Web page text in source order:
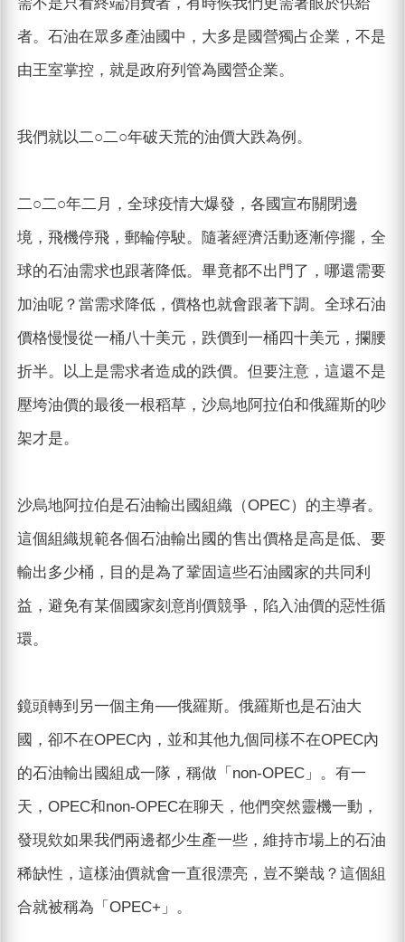
者。石油在眾多產油國中，大多是國營獨占企業，不是
由王室掌控，就是政府列管為國營企業。
我們就以二○二○年破天荒的油價大跌為例。
二○二○年二月，全球疫情大爆發，各國宣布關閉邊
境，飛機停飛，郵輪停駛。隨著經濟活動逐漸停擺，全
球的石油需求也跟著降低。畢竟都不出門了，哪還需要
加油呢？當需求降低，價格也就會跟著下調。全球石油
價格慢慢從一桶八十美元，跌價到一桶四十美元，攔腰
折半。以上是需求者造成的跌價。但要注意，這還不是
壓垮油價的最後一根稻草，沙烏地阿拉伯和俄羅斯的吵
架才是。
沙烏地阿拉伯是石油輸出國組織（OPEC）的主導者。
這個組織規範各個石油輸出國的售出價格是高是低、要
輸出多少桶，目的是為了鞏固這些石油國家的共同利
益，避免有某個國家刻意削價競爭，陷入油價的惡性循
環。
鏡頭轉到另一個主角──俄羅斯。俄羅斯也是石油大
國，卻不在OPEC內，並和其他九個同樣不在OPEC內
的石油輸出國組成一隊，稱做「non-OPEC」。有一
天，OPEC和non-OPEC在聊天，他們突然靈機一動，
發現欸如果我們兩邊都少生產一些，維持市場上的石油
稀缺性，這樣油價就會一直很漂亮，豈不樂哉？這個組
合就被稱為「OPEC+」。